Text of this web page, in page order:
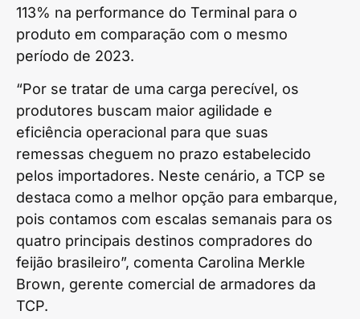
113% na performance do Terminal para o
produto em comparação com o mesmo
período de 2023.
“Por se tratar de uma carga perecível, os
produtores buscam maior agilidade e
eficiência operacional para que suas
remessas cheguem no prazo estabelecido
pelos importadores. Neste cenário, a TCP se
destaca como a melhor opção para embarque,
pois contamos com escalas semanais para os
quatro principais destinos compradores do
feijão brasileiro”, comenta Carolina Merkle
Brown, gerente comercial de armadores da
TCP.